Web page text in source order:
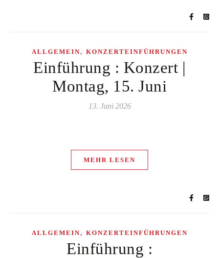
ALLGEMEIN, KONZERTEINFÜHRUNGEN
Einführung : Konzert |
Montag, 15. Juni
13. Juni 2026
MEHR LESEN
ALLGEMEIN, KONZERTEINFÜHRUNGEN
Einführung :